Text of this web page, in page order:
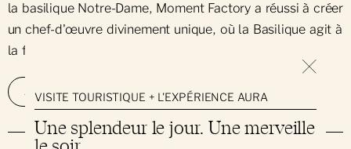
la basilique Notre-Dame, Moment Factory a réussi à créer
un chef-d'œuvre divinement unique, où la Basilique agit à
la fois comme muse et toile.
ACHETEZ VOS BILLETS EN SAVOIR PLUS
VISITE TOURISTIQUE + L'EXPÉRIENCE AURA
Une splendeur le jour. Une merveille